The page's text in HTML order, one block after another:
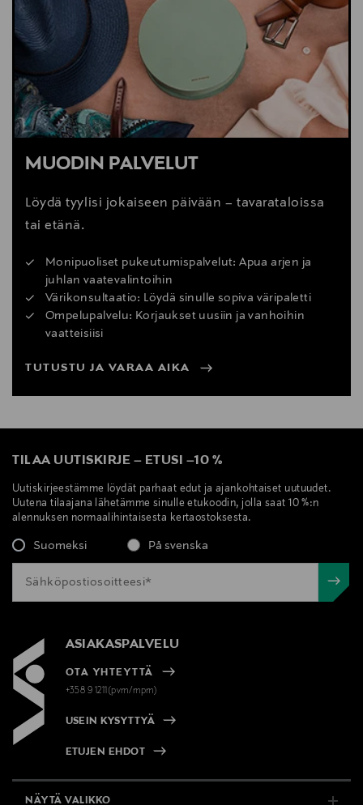
MUODIN PALVELUT
Löydä tyylisi jokaiseen päivään – tavarataloissa
tai etänä.
Monipuoliset pukeutumispalvelut: Apua arjen ja
juhlan vaatevalintoihin
Värikonsultaatio: Löydä sinulle sopiva väripaletti
Ompelupalvelu: Korjaukset uusiin ja vanhoihin
vaatteisiisi
TUTUSTU JA VARAA AIKA
TILAA UUTISKIRJE – ETUSI –10 %
Uutiskirjeestämme löydät parhaat edut ja ajankohtaiset uutuudet.
Uutena tilaajana lähetämme sinulle etukoodin, jolla saat 10 %:n
alennuksen normaalihintaisesta kertaostoksesta.
Suomeksi På svenska
ASIAKASPALVELU
OTA YHTEYTTÄ
+358 9 1211(pvm/mpm)
USEIN KYSYTTYÄ
ETUJEN EHDOT
NÄYTÄ VALIKKO